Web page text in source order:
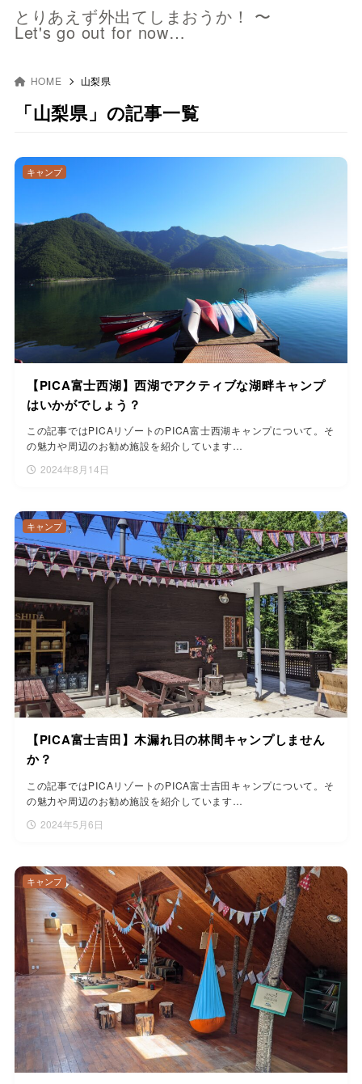
とりあえず外出てしまおうか！ 〜
Let's go out for now…
HOME 山梨県
「山梨県」の記事一覧
【PICA富士西湖】西湖でアクティブな湖畔キャンプ
はいかがでしょう？
この記事ではPICAリゾートのPICA富士西湖キャンプについて。そ
の魅力や周辺のお勧め施設を紹介しています…
2024年8月14日
キャンプ
【PICA富士吉田】木漏れ日の林間キャンプしません
か？
この記事ではPICAリゾートのPICA富士吉田キャンプについて。そ
の魅力や周辺のお勧め施設を紹介しています…
2024年5月6日
キャンプ
キャンプ